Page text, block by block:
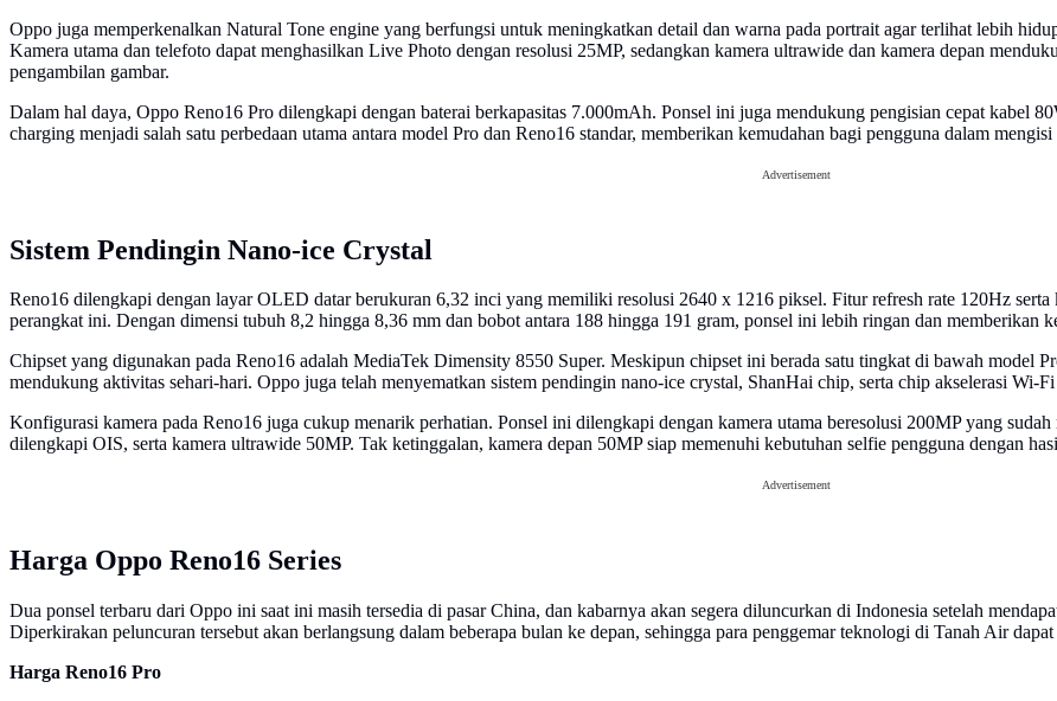
Oppo juga memperkenalkan Natural Tone engine yang berfungsi untuk meningkatkan detail dan warna pada portrait agar terlihat lebih
Kamera utama dan telefoto dapat menghasilkan Live Photo dengan resolusi 25MP, sedangkan kamera ultrawide dan kamera depan
pengambilan gambar.
Dalam hal daya, Oppo Reno16 Pro dilengkapi dengan baterai berkapasitas 7.000mAh. Ponsel ini juga mendukung pengisian cepat kabel
charging menjadi salah satu perbedaan utama antara model Pro dan Reno16 standar, memberikan kemudahan bagi pengguna dalam
Advertisement
Sistem Pendingin Nano-ice Crystal
Reno16 dilengkapi dengan layar OLED datar berukuran 6,32 inci yang memiliki resolusi 2640 x 1216 piksel. Fitur refresh rate 120Hz serta
perangkat ini. Dengan dimensi tubuh 8,2 hingga 8,36 mm dan bobot antara 188 hingga 191 gram, ponsel ini lebih ringan dan memberikan
Chipset yang digunakan pada Reno16 adalah MediaTek Dimensity 8550 Super. Meskipun chipset ini berada satu tingkat di bawah model
mendukung aktivitas sehari-hari. Oppo juga telah menyematkan sistem pendingin nano-ice crystal, ShanHai chip, serta chip akselerasi Wi-
Konfigurasi kamera pada Reno16 juga cukup menarik perhatian. Ponsel ini dilengkapi dengan kamera utama beresolusi 200MP yang
dilengkapi OIS, serta kamera ultrawide 50MP. Tak ketinggalan, kamera depan 50MP siap memenuhi kebutuhan selfie pengguna dengan
Advertisement
Harga Oppo Reno16 Series
Dua ponsel terbaru dari Oppo ini saat ini masih tersedia di pasar China, dan kabarnya akan segera diluncurkan di Indonesia setelah
Diperkirakan peluncuran tersebut akan berlangsung dalam beberapa bulan ke depan, sehingga para penggemar teknologi di Tanah Air
Harga Reno16 Pro